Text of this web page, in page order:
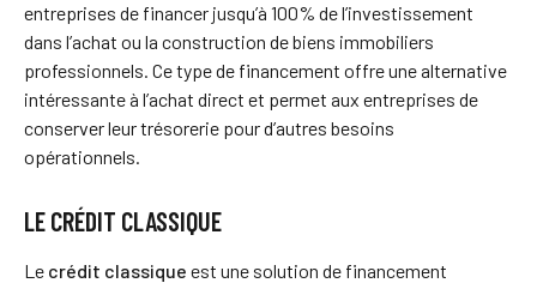
entreprises de financer jusqu’à 100% de l’investissement
dans l’achat ou la construction de biens immobiliers
professionnels. Ce type de financement offre une alternative
intéressante à l’achat direct et permet aux entreprises de
conserver leur trésorerie pour d’autres besoins
opérationnels.
LE CRÉDIT CLASSIQUE
Le crédit classique est une solution de financement